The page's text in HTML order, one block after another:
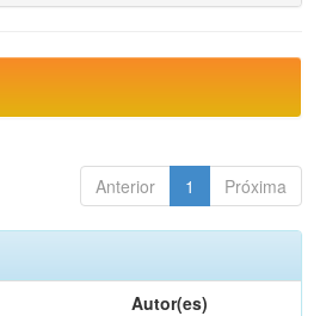
Anterior 1 Próxima
Autor(es)